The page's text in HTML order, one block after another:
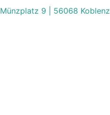
Münzplatz 9 | 56068 Koblenz